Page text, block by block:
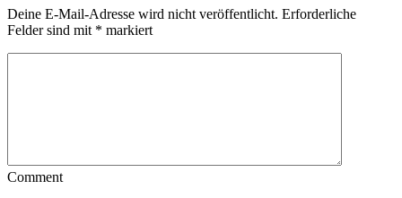
Deine E-Mail-Adresse wird nicht veröffentlicht. Erforderliche
Felder sind mit * markiert
Comment